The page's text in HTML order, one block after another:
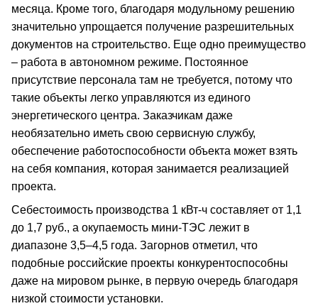
месяца. Кроме того, благодаря модульному решению
значительно упрощается получение разрешительных
документов на строительство. Еще одно преимущество
– работа в автономном режиме. Постоянное
присутствие персонала там не требуется, потому что
такие объекты легко управляются из единого
энергетического центра. Заказчикам даже
необязательно иметь свою сервисную службу,
обеспечение работоспособности объекта может взять
на себя компания, которая занимается реализацией
проекта.
Себестоимость производства 1 кВт-ч составляет от 1,1
до 1,7 руб., а окупаемость мини-ТЭС лежит в
диапазоне 3,5–4,5 года. Загорнов отметил, что
подобные российские проекты конкурентоспособны
даже на мировом рынке, в первую очередь благодаря
низкой стоимости установки.